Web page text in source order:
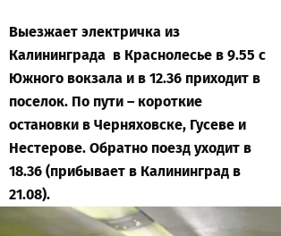
Выезжает электричка из
Калининграда в Краснолесье в 9.55 с
Южного вокзала и в 12.36 приходит в
поселок. По пути – короткие
остановки в Черняховске, Гусеве и
Нестерове. Обратно поезд уходит в
18.36 (прибывает в Калининград в
21.08).